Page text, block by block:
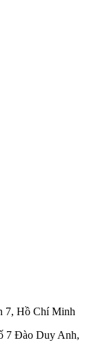
7, Hồ Chí Minh
7 Đào Duy Anh,